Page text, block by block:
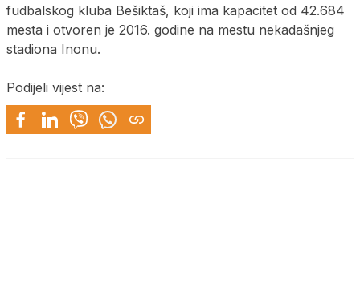
fudbalskog kluba Bešiktaš, koji ima kapacitet od 42.684
mesta i otvoren je 2016. godine na mestu nekadašnjeg
stadiona Inonu.
Podijeli vijest na: